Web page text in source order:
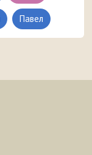
Павел